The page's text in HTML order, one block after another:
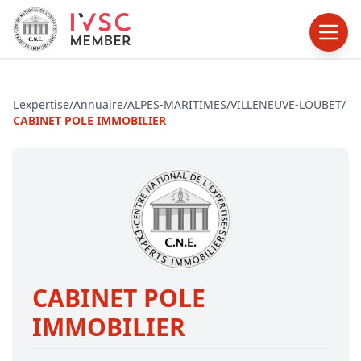
L'expertise/Annuaire/ALPES-MARITIMES/VILLENEUVE-LOUBET/
CABINET POLE IMMOBILIER
CABINET POLE
IMMOBILIER